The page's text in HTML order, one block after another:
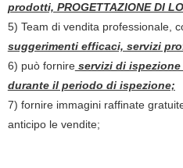
prodotti, PROGETTAZIONE DI
5) Team di vendita professionale,
suggerimenti efficaci, servizi
6) può fornireservizi di
durante il periodo di ispezione;
7) fornire immagini raffinate
anticipo le vendite;